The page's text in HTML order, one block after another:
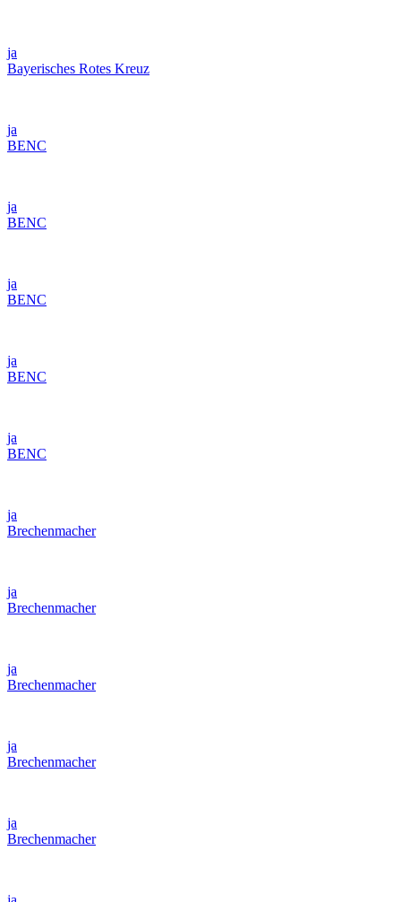
ja
Bayerisches Rotes Kreuz
ja
BENC
ja
BENC
ja
BENC
ja
BENC
ja
BENC
ja
Brechenmacher
ja
Brechenmacher
ja
Brechenmacher
ja
Brechenmacher
ja
Brechenmacher